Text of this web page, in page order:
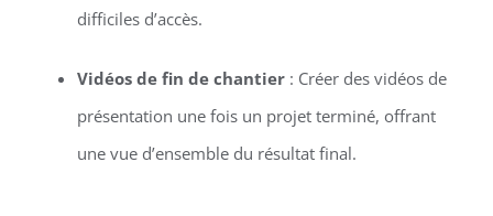
difficiles d’accès.
Vidéos de fin de chantier: Créer des vidéos de
présentation une fois un projet terminé, offrant
une vue d’ensemble du résultat final.